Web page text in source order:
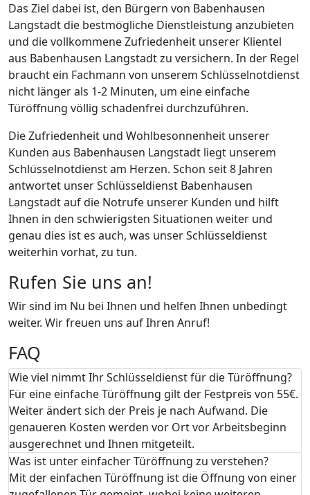
Das Ziel dabei ist, den Bürgern von Babenhausen
Langstadt die bestmögliche Dienstleistung anzubieten
und die vollkommene Zufriedenheit unserer Klientel
aus Babenhausen Langstadt zu versichern. In der Regel
braucht ein Fachmann von unserem Schlüsselnotdienst
nicht länger als 1-2 Minuten, um eine einfache
Türöffnung völlig schadenfrei durchzuführen.
Die Zufriedenheit und Wohlbesonnenheit unserer
Kunden aus Babenhausen Langstadt liegt unserem
Schlüsselnotdienst am Herzen. Schon seit 8 Jahren
antwortet unser Schlüsseldienst Babenhausen
Langstadt auf die Notrufe unserer Kunden und hilft
Ihnen in den schwierigsten Situationen weiter und
genau dies ist es auch, was unser Schlüsseldienst
weiterhin vorhat, zu tun.
Rufen Sie uns an!
Wir sind im Nu bei Ihnen und helfen Ihnen unbedingt
weiter. Wir freuen uns auf Ihren Anruf!
FAQ
Wie viel nimmt Ihr Schlüsseldienst für die Türöffnung?
Für eine einfache Türöffnung gilt der Festpreis von 55€.
Weiter ändert sich der Preis je nach Aufwand. Die
genaueren Kosten werden vor Ort vor Arbeitsbeginn
ausgerechnet und Ihnen mitgeteilt.
Was ist unter einfacher Türöffnung zu verstehen?
Mit der einfachen Türöffnung ist die Öffnung von einer